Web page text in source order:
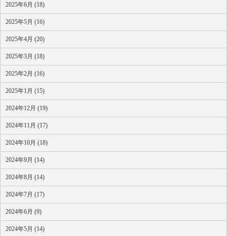
2025年6月 (18)
2025年5月 (16)
2025年4月 (20)
2025年3月 (18)
2025年2月 (16)
2025年1月 (15)
2024年12月 (19)
2024年11月 (17)
2024年10月 (18)
2024年9月 (14)
2024年8月 (14)
2024年7月 (17)
2024年6月 (9)
2024年5月 (14)